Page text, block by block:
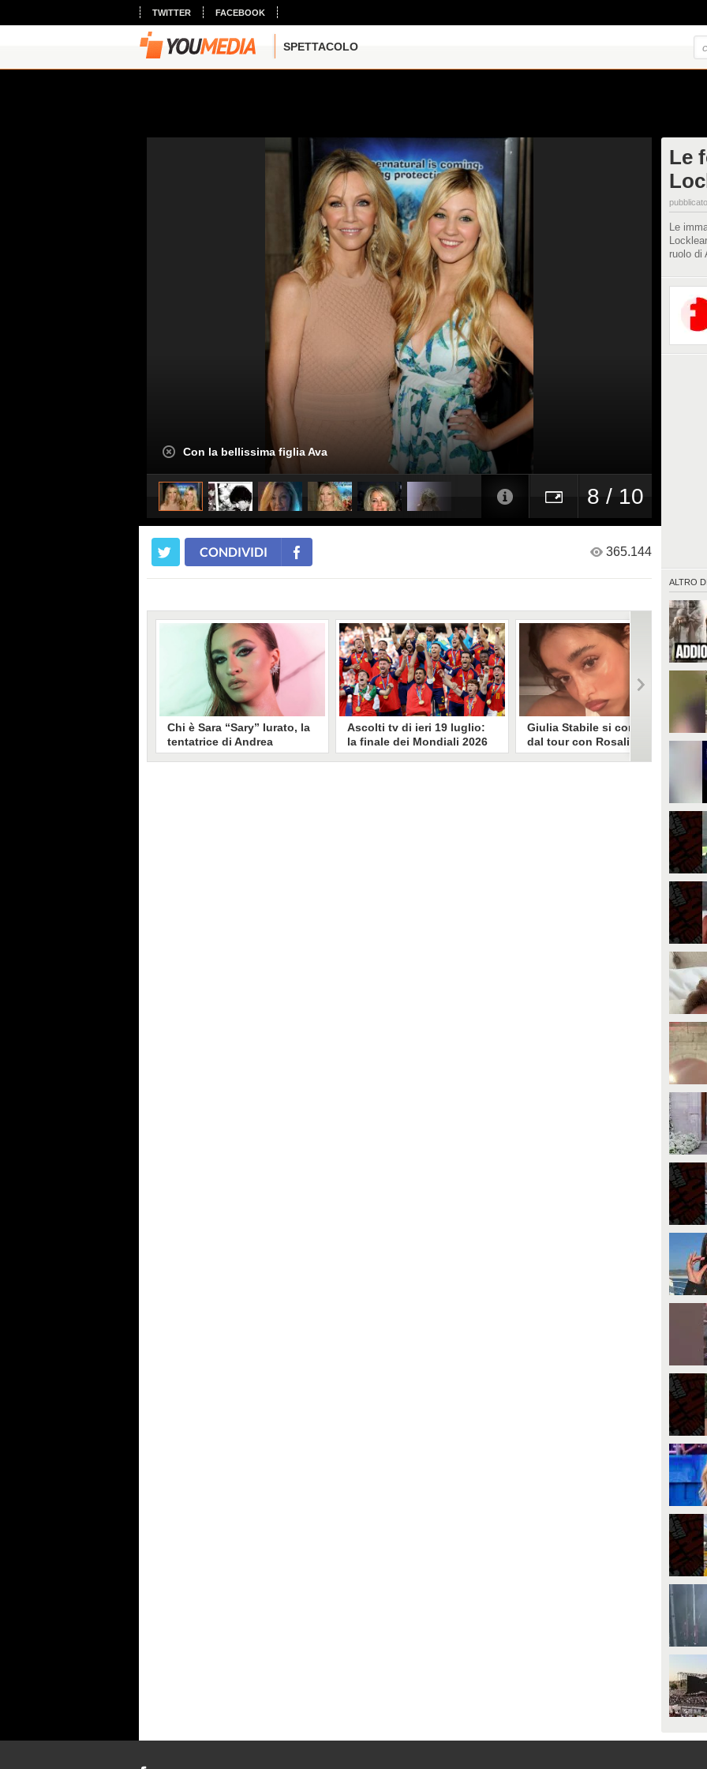
TWITTER FACEBOOK
SPETTACOLO
Con la bellissima figlia Ava
8 / 10
Le
Le
ruolo di
ALTRO DI
CONDIVIDI 365.144
Chi è Sara “Sary” Iurato, la
tentatrice di Andrea
Petraroli a Temptation
Ascolti tv di ieri 19 luglio:
la finale dei Mondiali 2026
Spagna-Argentina
Giulia Stabile si confessa
dal tour con Rosalia: "Non
sono stata bene, costretta
ballo di Rosalia, Giulia Stabile si è
lasciata andare a una confessione
altri. A volte è già dentro di noi".